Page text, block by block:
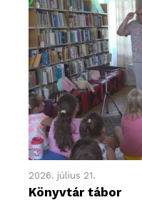
2026. július 21.
Könyvtár tábor